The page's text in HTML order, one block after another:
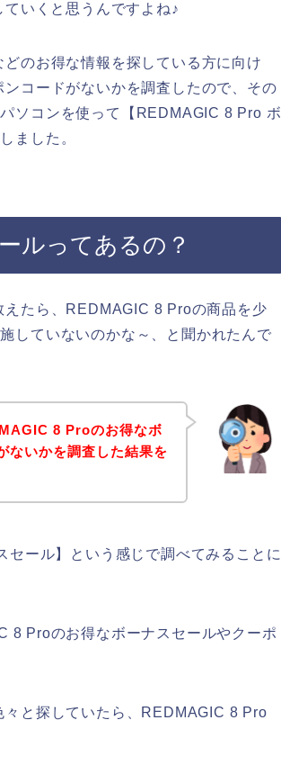
いくと思うんですよね♪
のお得な情報を探している方に向け
コードがないかを調査したので、その
ソコンを使って【REDMAGIC 8 Pro ボ
ました。
ルってあるの？
たら、REDMAGIC 8 Proの商品を少
していないのかな～、と聞かれたんで
8 Proのお得なボ
ないかを調査した結果を
ール】という感じで調べてみることに
8 Proのお得なボーナスセールやクーポ
と探していたら、REDMAGIC 8 Pro